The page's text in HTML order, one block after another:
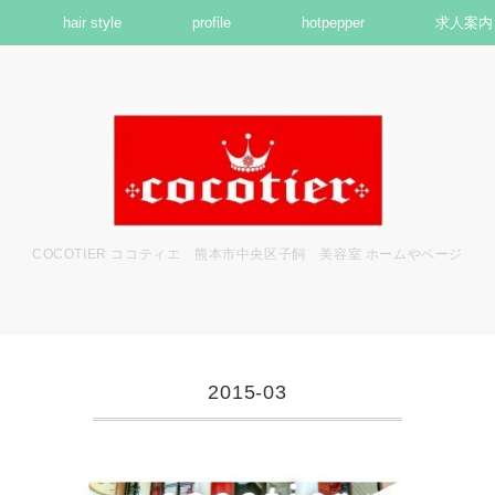
hair style profile hotpepper 求人案
COCOTIER ココティエ 熊本市中央区子飼 美容室 ホームやページ
2015-03